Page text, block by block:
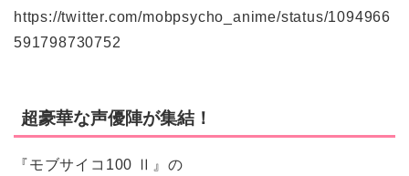
https://twitter.com/mobpsycho_anime/status/1094966
591798730752
超豪華な声優陣が集結！
『モブサイコ100 Ⅱ』の